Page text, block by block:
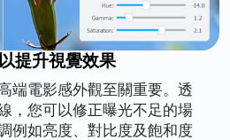
提升視覺效果
端電影感外觀至關重要。透
，您可以修正曝光不足的場
例如亮度、對比度及飽和度